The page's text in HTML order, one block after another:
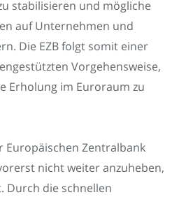
stabilisieren und mögliche
auf Unternehmen und
Die EZB folgt somit einer
Vorgehensweise,
Erholung im Euroraum zu
Europäischen Zentralbank
nicht weiter anzuheben,
Durch die schnellen